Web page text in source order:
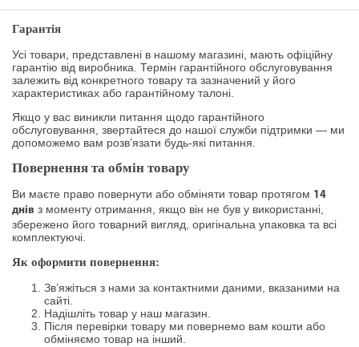
Гарантія
Усі товари, представлені в нашому магазині, мають офіційну
гарантію від виробника. Термін гарантійного обслуговування
залежить від конкретного товару та зазначений у його
характеристиках або гарантійному талоні.
Якщо у вас виникли питання щодо гарантійного
обслуговування, звертайтеся до нашої служби підтримки — ми
допоможемо вам розв’язати будь-які питання.
Повернення та обмін товару
Ви маєте право повернути або обміняти товар протягом 14
днів з моменту отримання, якщо він не був у використанні,
збережено його товарний вигляд, оригінальна упаковка та всі
комплектуючі.
Як оформити повернення:
Зв’яжіться з нами за контактними даними, вказаними на
сайті.
Надішліть товар у наш магазин.
Після перевірки товару ми повернемо вам кошти або
обміняємо товар на інший.